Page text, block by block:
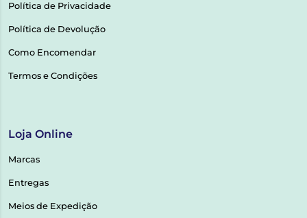
Política de Privacidade
Política de Devolução
Como Encomendar
Termos e Condições
Loja Online
Marcas
Entregas
Meios de Expedição